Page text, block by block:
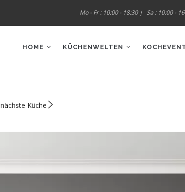
Mo - Fr : 10:00 - 18:30 | Sa : 10:00 -
HOME KÜCHENWELTEN
nächste Küche